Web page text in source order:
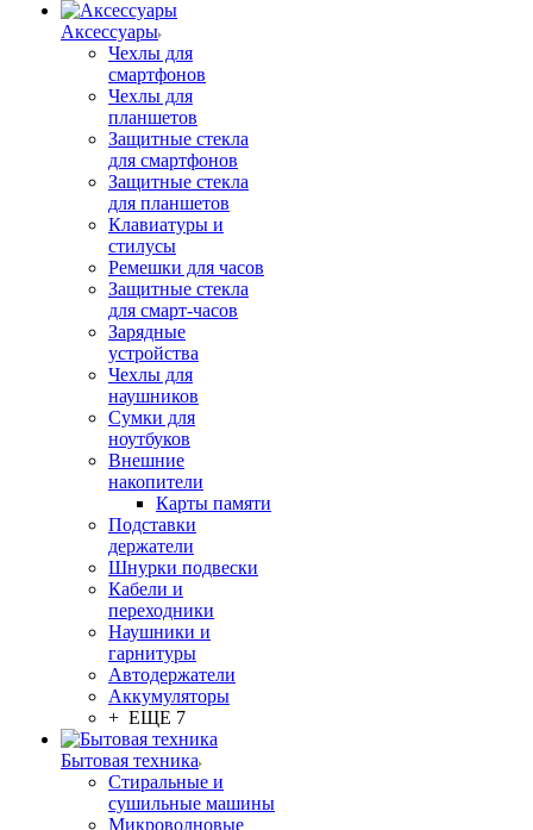
Аксессуары
Чехлы для
смартфонов
Чехлы для
планшетов
Защитные стекла
для смартфонов
Защитные стекла
для планшетов
Клавиатуры и
стилусы
Ремешки для часов
Защитные стекла
для смарт-часов
Зарядные
устройства
Чехлы для
наушников
Сумки для
ноутбуков
Внешние
накопители
Карты памяти
Подставки
держатели
Шнурки подвески
Кабели и
переходники
Наушники и
гарнитуры
Автодержатели
Аккумуляторы
+ ЕЩЕ 7
Бытовая техника
Стиральные и
сушильные машины
Микроволновые